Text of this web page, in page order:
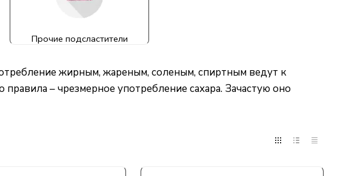
Прочие подсластители
жирным, жареным, соленым, спиртным ведут к
– чрезмерное употребление сахара. Зачастую оно